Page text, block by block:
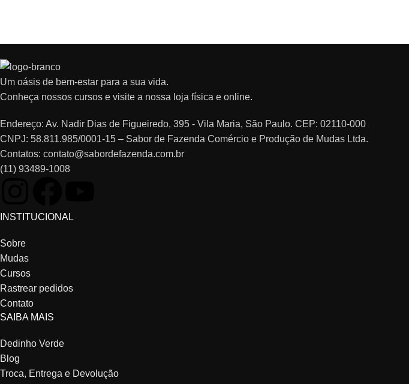
Um oásis de bem-estar para a sua vida.
Conheça nossos cursos e visite a nossa loja física e online.
Endereço: Av. Nadir Dias de Figueiredo, 395 - Vila Maria, São Paulo. CEP: 02110-000
CNPJ: 58.811.985/0001-15 – Sabor de Fazenda Comércio e Produção de Mudas Ltda.
Contatos: contato@sabordefazenda.com.br
(11) 93489-1008
INSTITUCIONAL
Sobre
Mudas
Cursos
Rastrear pedidos
Contato
SAIBA MAIS
Dedinho Verde
Blog
Troca, Entrega e Devolução